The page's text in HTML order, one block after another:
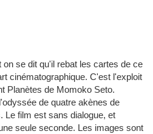
se dit qu'il rebat les cartes de ce
cinématographique. C'est l'exploit
Planètes de Momoko Seto.
de quatre akènes de
Le film est sans dialogue, et
seule seconde. Les images sont